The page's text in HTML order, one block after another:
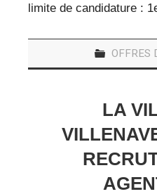
limite de candidature :
OFFRES
LA